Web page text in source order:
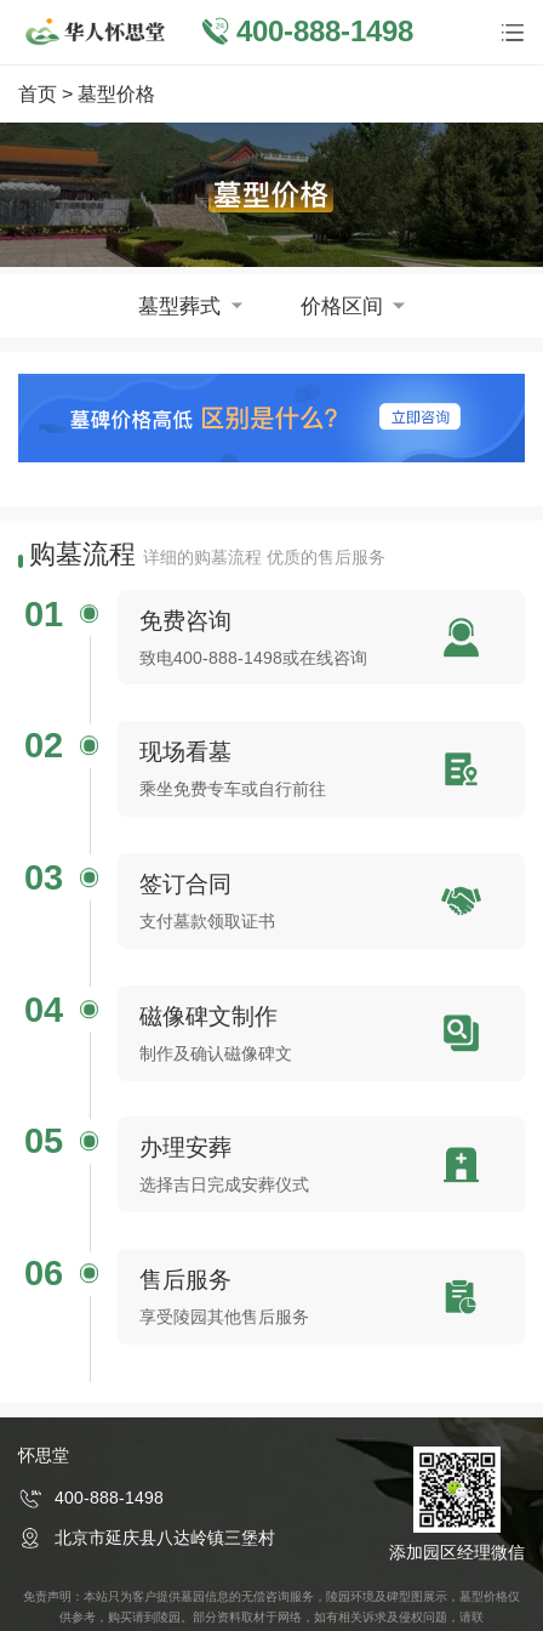
400-888-1498
首页 > 墓型价格
墓型葬式 价格区间
购墓流程 详细的购墓流程 优质的售后服务
01 免费咨询
致电400-888-1498或在线咨询
02 现场看墓
乘坐免费专车或自行前往
03 签订合同
支付墓款领取证书
04 磁像碑文制作
制作及确认磁像碑文
05 办理安葬
选择吉日完成安葬仪式
06 售后服务
享受陵园其他售后服务
怀思堂
400-888-1498
北京市延庆县八达岭镇三堡村
添加园区经理微信
免责声明：本站只为客户提供墓园信息的无偿咨询服务，陵园环境及碑型图展示，墓型价格仅
供参考，购买请到陵园。部分资料取材于网络，如有相关诉求及侵权问题，请联